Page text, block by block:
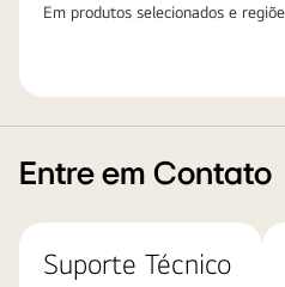
Em produtos selecionados e
Entre em Contato
Suporte Técnico